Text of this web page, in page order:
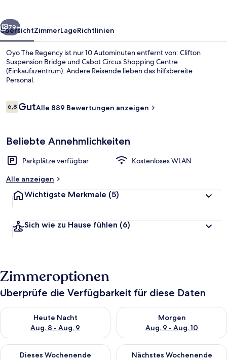
Hochwertige Bettwaren, Select-
Weiter
79+
ÜbersichtZimmerLageRichtlinien
Oyo The Regency ist nur 10 Autominuten entfernt von: Clifton
Suspension Bridge und Cabot Circus Shopping Centre
(Einkaufszentrum). Andere Reisende lieben das hilfsbereite
Personal.
Bewertungen
6,86,8 von 10.
GutAlle 889 Bewertungen anzeigen
Beliebte Annehmlichkeiten
Parkplätze verfügbar
Kostenloses WLAN
Alle anzeigen
Wichtigste Merkmale (5)
Sich wie zu Hause fühlen (6)
Zimmeroptionen
Überprüfe die Verfügbarkeit für diese Daten
Heute Nacht
Aug. 8 - Aug. 9
Überprüfe die Verfügbarkeit für heute Nacht, Aug. 8 - Aug. 9.
Morgen
Aug. 9 - Aug. 10
Überprüfe die Verfügbarkeit
Dieses Wochenende
Überprüfe die Verfügbarkeit für dieses Wochenende, Aug. 14
Nächstes Wochenende
Überprüfe die Verfügbarkeit